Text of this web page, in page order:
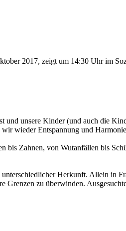
2017, zeigt um 14:30 Uhr im
unsere Kinder (und auch die
wir wieder Entspannung und
Zahnen, von Wutanfällen bis
Herkunft. Allein in
zu überwinden.